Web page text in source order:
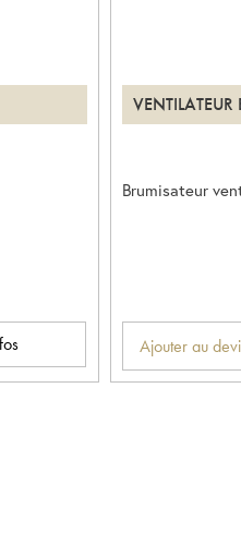
VENTILATEUR
Brumisateur
Ajouter au